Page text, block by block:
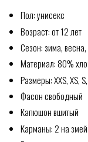
Пол: унисекс
Возраст: от 12 лет
Сезон: зима,
Материал: 80%
Размеры: XXS, XS,
Фасон свободный
Капюшон вшитый
Карманы: 2 на